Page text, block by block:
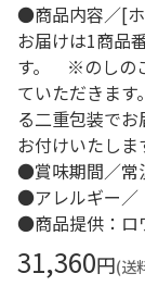
●商品内容／[
お届けは1商品
す。 ※のしの
ていただきま
る二重包装で
お付けいたし
●賞味期間／常
●アレルギー／
●商品提供：ロ
31,360円(送